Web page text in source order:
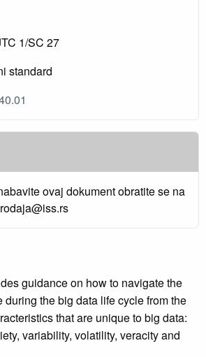
1/SC 27
standard
ovaj dokument obratite se na
guidance on how to navigate the
during the big data life cycle from the
that are unique to big data:
variability, volatility, veracity and